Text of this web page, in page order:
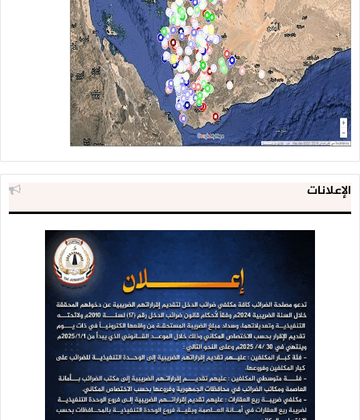
الإعلانات